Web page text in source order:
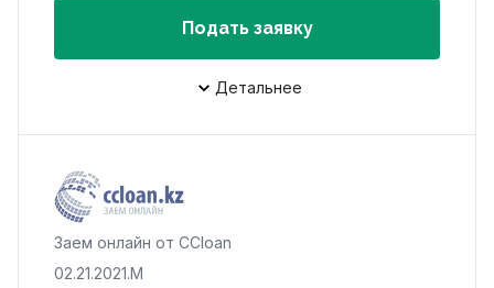
Подать заявку
Детальнее
Заем онлайн от CCloan
02.21.2021.M